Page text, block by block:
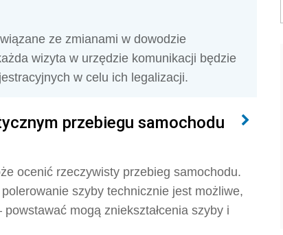
ze zmianami w dowodzie
wizyta w urzędzie komunikacji będzie
w celu ich legalizacji.
przebiegu samochodu
ocenić rzeczywisty przebieg samochodu.
szyby technicznie jest możliwe,
mogą zniekształcenia szyby i